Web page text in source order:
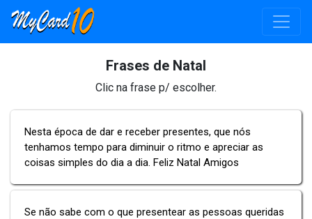
Frases de Natal
Clic na frase p/ escolher.
Nesta época de dar e receber presentes, que nós
tenhamos tempo para diminuir o ritmo e apreciar as
coisas simples do dia a dia. Feliz Natal Amigos
Se não sabe com o que presentear as pessoas queridas